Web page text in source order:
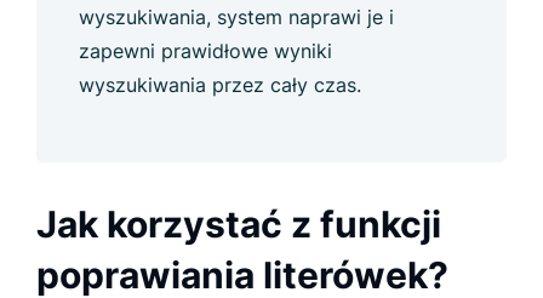
wyszukiwania, system naprawi je i
zapewni prawidłowe wyniki
wyszukiwania przez cały czas.
Jak korzystać z funkcji
poprawiania literówek?